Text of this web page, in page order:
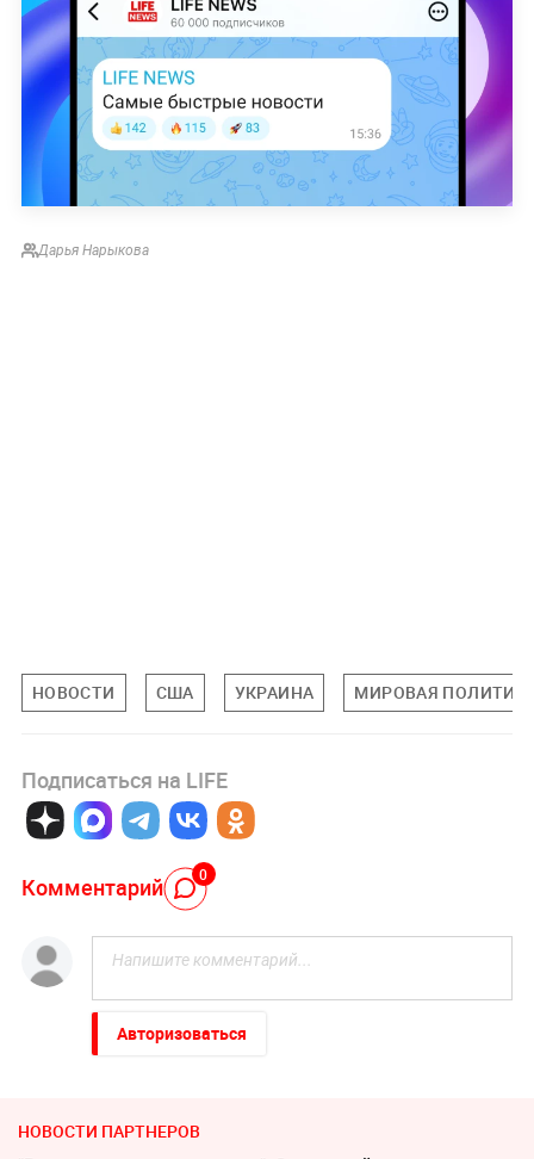
Дарья Нарыкова
НОВОСТИ США УКРАИНА МИРОВАЯ
Подписаться на LIFE
Комментарий 0
Авторизоваться
НОВОСТИ ПАРТНЕРОВ